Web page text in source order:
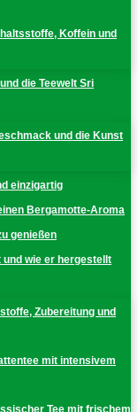
Koffein und
die Teewelt Sri
und die Kunst
einzigartig
Bergamotte-Aroma
genießen
wie er hergestellt
Zubereitung und
mit intensivem
Tee mit frischem